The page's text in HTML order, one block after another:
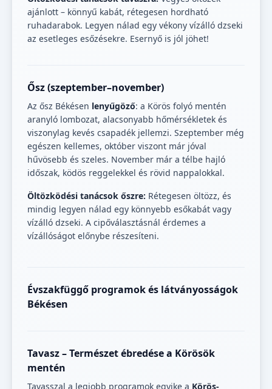
ajánlott – könnyű kabát, rétegesen hordható
ruhadarabok. Legyen nálad egy vékony vízálló dzseki
az esetleges esőzésekre. Esernyő is jól jöhet!
Ősz (szeptember–november)
Az ősz Békésen lenyűgöző: a Körös folyó mentén
aranyló lombozat, alacsonyabb hőmérsékletek és
viszonylag kevés csapadék jellemzi. Szeptember még
egészen kellemes, október viszont már jóval
hűvösebb és szeles. November már a télbe hajló
időszak, ködös reggelekkel és rövid nappalokkal.
Öltözködési tanácsok őszre: Rétegesen öltözz, és
mindig legyen nálad egy könnyebb esőkabát vagy
vízálló dzseki. A cipőválasztásnál érdemes a
vízállóságot előnybe részesíteni.
Évszakfüggő programok és látványosságok
Békésen
Tavasz – Természet ébredése a Körösök
mentén
Tavasszal a legjobb programok egyike a Körös-